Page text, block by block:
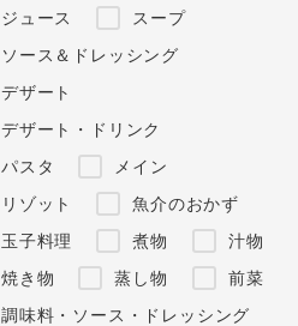
ジュース
スープ
ソース＆ドレッシング
デザート
デザート・ドリンク
パスタ
メイン
リゾット
魚介のおかず
玉子料理
煮物
汁物
焼き物
蒸し物
前菜
調味料・ソース・ドレッシング